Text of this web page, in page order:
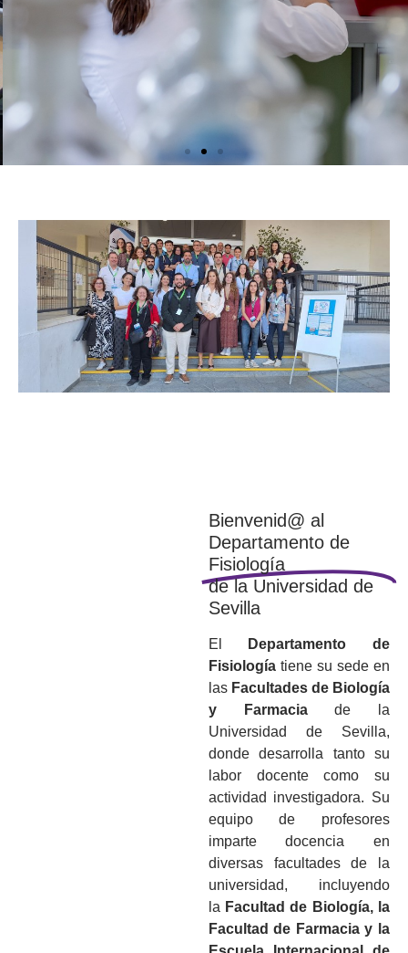
Bienvenid@ al
Departamento de
Fisiología
de la Universidad de
Sevilla
El
Departamento de
Fisiologíatiene su sede en
las Facultades de Biología
y Farmaciade la
Universidad de Sevilla,
donde desarrolla tanto su
labor docente como su
actividad investigadora. Su
equipo de profesores
imparte docencia en
diversas facultades de la
universidad, incluyendo
la Facultad de Biología, la
Facultad de Farmacia y la